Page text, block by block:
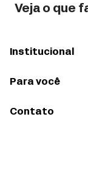
Veja o que
Institucional
Para você
Contato